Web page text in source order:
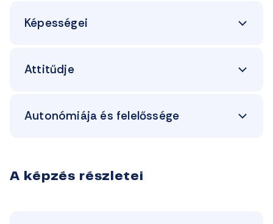
Képességei
Attitűdje
Autonómiája és felelőssége
A képzés részletei